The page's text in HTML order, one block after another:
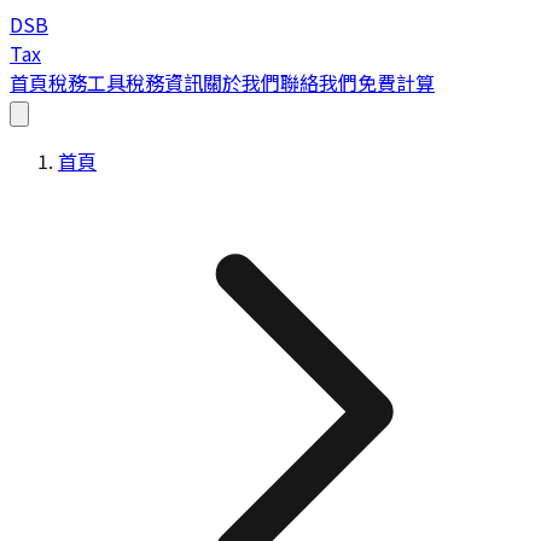
DSB
Tax
首頁稅務工具稅務資訊關於我們聯絡我們免費計算
首頁